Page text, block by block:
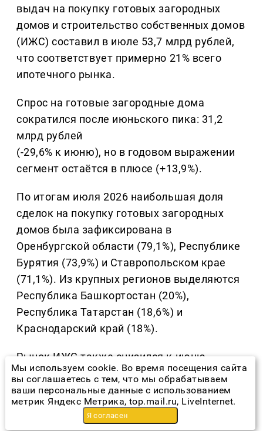
выдач на покупку готовых загородных
домов и строительство собственных домов
(ИЖС) составил в июле 53,7 млрд рублей,
что соответствует примерно 21% всего
ипотечного рынка.
Спрос на готовые загородные дома
сократился после июньского пика: 31,2
млрд рублей
(-29,6% к июню), но в годовом выражении
сегмент остаётся в плюсе (+13,9%).
По итогам июля 2026 наибольшая доля
сделок на покупку готовых загородных
домов была зафиксирована в
Оренбургской области (79,1%), Республике
Бурятия (73,9%) и Ставропольском крае
(71,1%). Из крупных регионов выделяются
Республика Башкортостан (20%),
Республика Татарстан (18,6%) и
Краснодарский край (18%).
Рынок ИЖС также снизился к июню
(-23,4%), однако июльские 22,5 млрд рублей
– второй лучший результат года. Для
сравнения: в феврале-мае ежемесячные
выдачи колебались в диапазоне 11,5-17,6
Мы используем cookie. Во время посещения сайта
вы соглашаетесь с тем, что мы обрабатываем
ваши персональные данные с использованием
метрик Яндекс Метрика, top.mail.ru, LiveInternet.
Я согласен